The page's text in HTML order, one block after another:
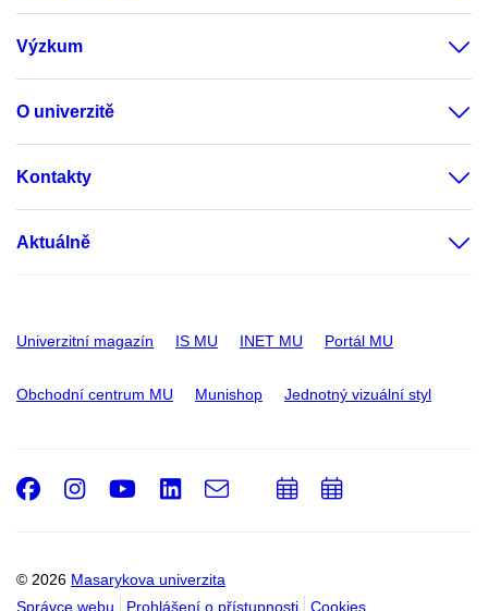
Výzkum
O univerzitě
Kontakty
Aktuálně
Univerzitní magazín IS MU INET MU Portál MU
Obchodní centrum MU Munishop Jednotný vizuální styl
© 2026 Masarykova univerzita
Správce webu
Prohlášení o přístupnosti Cookies
Facebook
Instagram
Youtube
LinkedIn
e-
Email
PřidatPřidat